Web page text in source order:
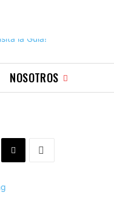
NOSOTROS